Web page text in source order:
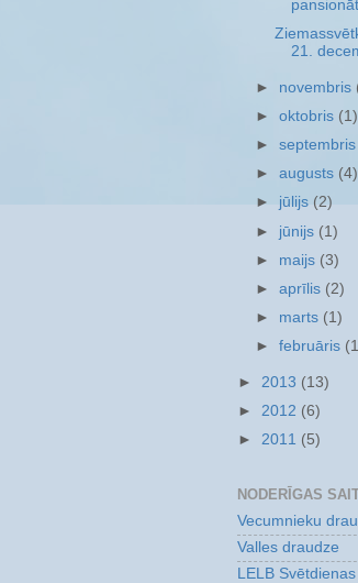
21.
► novembris
►oktobris (1)
►septembris
►augusts (4)
► jūlijs(2)
► jūnijs (1)
► maijs (3)
►aprīlis (2)
► marts (1)
►februāris
► 2013 (13)
► 2012 (6)
► 2011 (5)
NODERĪGAS
Vecumnieku
Valles draudze
LELB